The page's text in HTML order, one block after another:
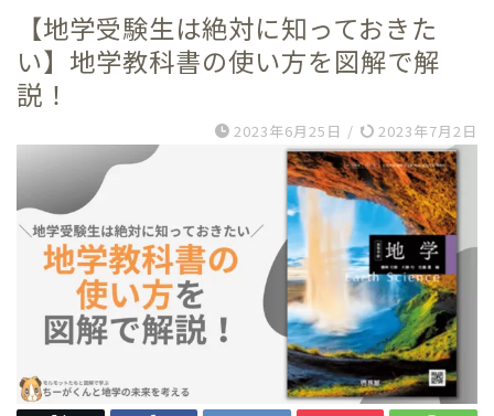
【地学受験生は絶対に知っておきた
い】地学教科書の使い方を図解で解
説！
2023年6月25日 / 2023年7月2日